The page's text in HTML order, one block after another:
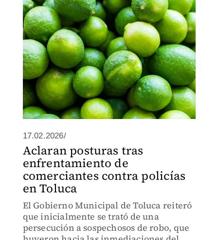
17.02.2026/
Aclaran posturas tras
enfrentamiento de
comerciantes contra policías
en Toluca
El Gobierno Municipal de Toluca reiteró
que inicialmente se trató de una
persecución a sospechosos de robo, que